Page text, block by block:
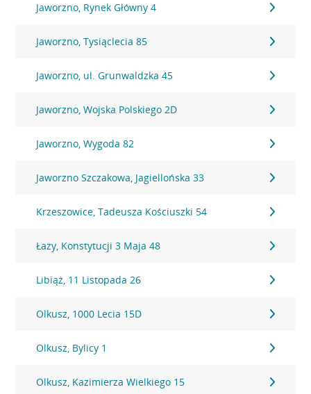
Jaworzno, Rynek Główny 4
Jaworzno, Tysiąclecia 85
Jaworzno, ul. Grunwaldzka 45
Jaworzno, Wojska Polskiego 2D
Jaworzno, Wygoda 82
Jaworzno Szczakowa, Jagiellońska 33
Krzeszowice, Tadeusza Kościuszki 54
Łazy, Konstytucji 3 Maja 48
Libiąż, 11 Listopada 26
Olkusz, 1000 Lecia 15D
Olkusz, Bylicy 1
Olkusz, Kazimierza Wielkiego 15